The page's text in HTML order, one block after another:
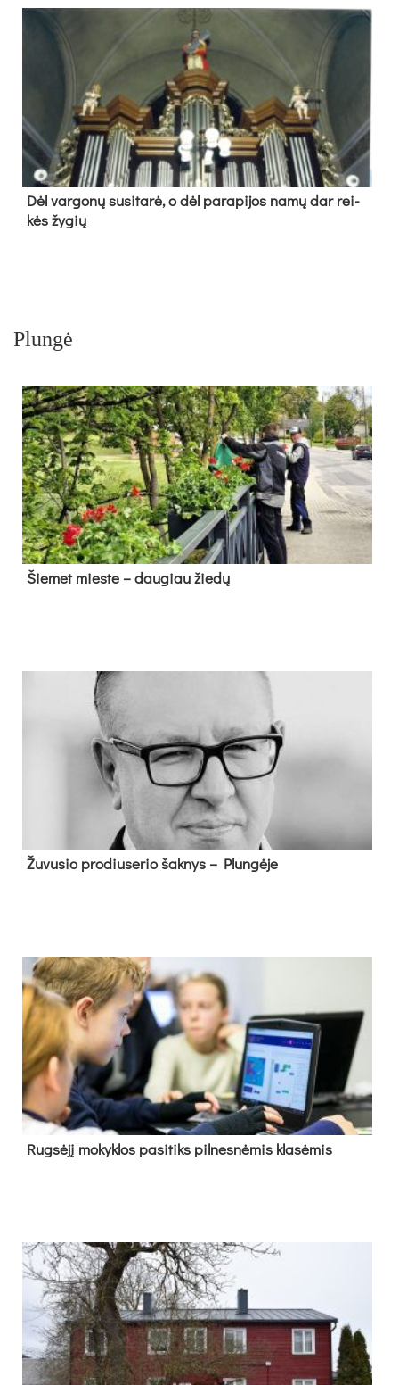
Dėl var­go­nų su­si­ta­rė, o dėl pa­ra­pi­jos na­mų dar rei­
kės žy­gių
Plungė
Šie­met mies­te – dau­giau žie­dų
Žu­vu­sio pro­diu­se­rio šak­nys – Plun­gė­je
Rug­sė­jį mo­kyk­los pa­si­tiks pil­nes­nė­mis kla­sė­mis